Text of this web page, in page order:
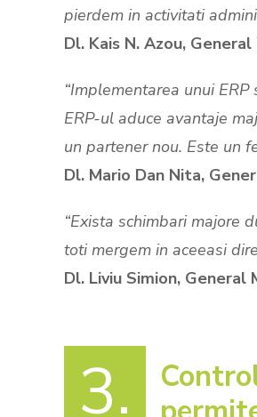
pierdem in activitati
Dl. Kais N. Azou,
“Implementarea unui
ERP-ul aduce avantaje
un partener nou. Este un
Dl. Mario Dan Nita,
“Exista schimbari majore
toti mergem in aceeasi
Dl. Liviu Simion, General
3.